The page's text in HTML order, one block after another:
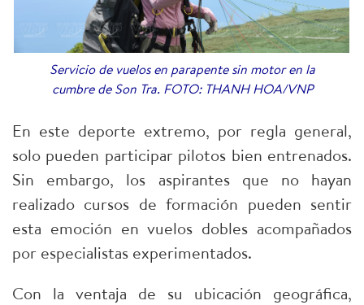
Servicio de vuelos en parapente sin motor en la
cumbre de Son Tra. FOTO: THANH HOA/VNP
En este deporte extremo, por regla general,
solo pueden participar pilotos bien entrenados.
Sin embargo, los aspirantes que no hayan
realizado cursos de formación pueden sentir
esta emoción en vuelos dobles acompañados
por especialistas experimentados.
Con la ventaja de su ubicación geográfica,